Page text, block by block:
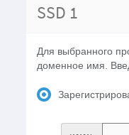
SSD 1
Для выбранного
доменное имя.